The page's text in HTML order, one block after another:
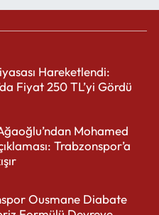
Hareketlendi:
Fiyat 250 TL’yi Gördü
Mohamed
Trabzonspor’a
Ousmane Diabate